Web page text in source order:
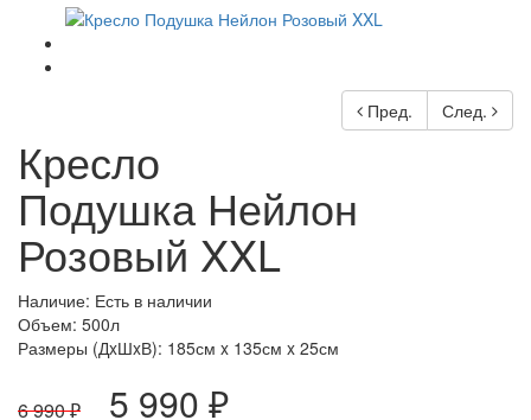
Пред. След.
Кресло
Подушка Нейлон
Розовый XXL
Наличие: Есть в наличии
Объем: 500л
Размеры (ДxШxВ): 185см x 135см x 25см
6 990 ₽ 5 990 ₽